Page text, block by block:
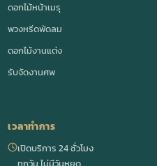
ดอกไม้หน้าเมรุ
พวงหรีดพัดลม
ดอกไม้งานแต่ง
รับจัดงานศพ
เวลาทำการ
เปิดบริการ 24 ชั่วโมง